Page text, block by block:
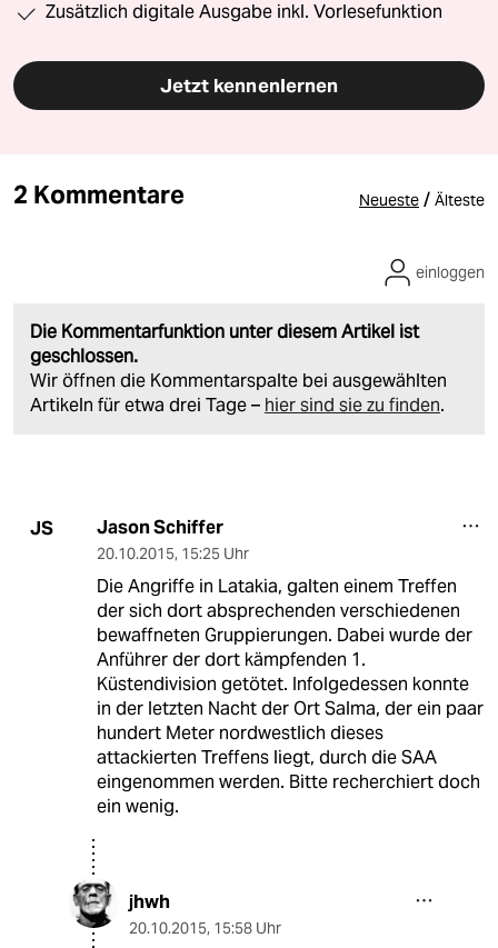
Zusätzlich digitale Ausgabe inkl. Vorlesefunktion
Jetzt kennenlernen
2 Kommentare Neueste / Älteste
Die Kommentarfunktion unter diesem Artikel ist
geschlossen.
Wir öffnen die Kommentarspalte bei ausgewählten
Artikeln für etwa drei Tage – hier sind sie zu finden.
einloggen
JS Jason Schiffer
20.10.2015, 15:25 Uhr
Die Angriffe in Latakia, galten einem Treffen
der sich dort absprechenden verschiedenen
bewaffneten Gruppierungen. Dabei wurde der
Anführer der dort kämpfenden 1.
Küstendivision getötet. Infolgedessen konnte
in der letzten Nacht der Ort Salma, der ein paar
hundert Meter nordwestlich dieses
attackierten Treffens liegt, durch die SAA
eingenommen werden. Bitte recherchiert doch
ein wenig.
jhwh
20.10.2015, 15:58 Uhr